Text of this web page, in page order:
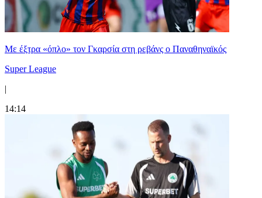
Mε έξτρα «όπλο» τον Γκαρσία στη ρεβάνς ο Παναθηναϊκός
Super League
|
14:14